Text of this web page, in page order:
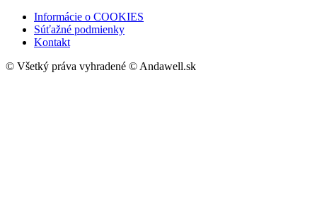
Informácie o COOKIES
Súťažné podmienky
Kontakt
© Všetký práva vyhradené © Andawell.sk